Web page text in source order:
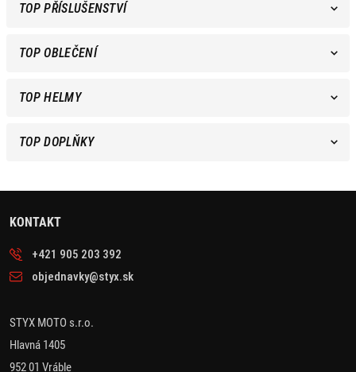
TOP PŘÍSLUŠENSTVÍ
TOP OBLEČENÍ
TOP HELMY
TOP DOPLŇKY
KONTAKT
+421 905 203 392
objednavky@styx.sk
STYX MOTO s.r.o.
Hlavná 1405
952 01 Vráble